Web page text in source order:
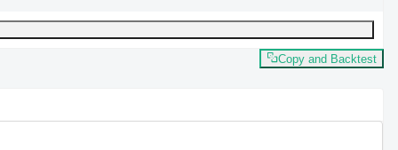
Copy and Backtest